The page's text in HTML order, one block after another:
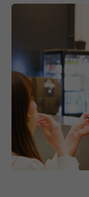
来年以降も店舗
リアマネージ